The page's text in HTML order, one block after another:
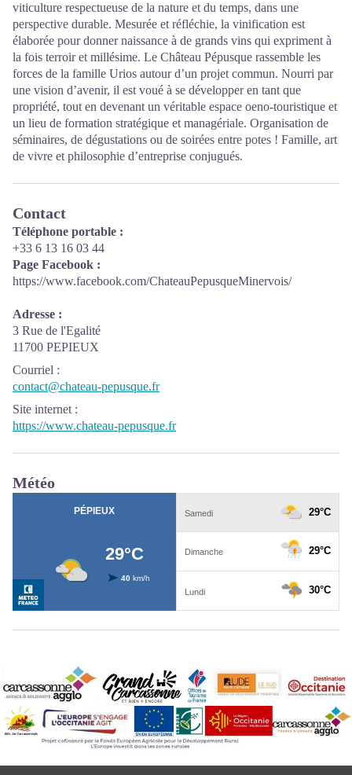
viticulture respectueuse de la nature et du temps, dans une
perspective durable. Mesurée et réfléchie, la vinification est
élaborée pour donner naissance à de grands vins qui expriment à
la fois terroir et millésime. Le Château Pépusque rassemble les
forces de la famille Urios autour d’un projet commun. Nourri par
une vision d’avenir, il est voué à se développer en tant que
propriété, tout en devenant un véritable espace oeno-touristique et
un lieu de formation stratégique et managériale. Organisation de
séminaires, de dégustations ou de soirées entre potes ! Famille, art
de vivre et philosophie d’entreprise conjugués.
Contact
Téléphone portable :
+33 6 13 16 03 44
Page Facebook :
https://www.facebook.com/ChateauPepusqueMinervois/
Adresse :
3 Rue de l'Egalité
11700 PEPIEUX
Courriel :
contact@chateau-pepusque.fr
Site internet :
https://www.chateau-pepusque.fr
Météo